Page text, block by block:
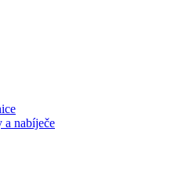
a nabíječe